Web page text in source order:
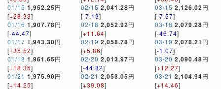
01/15 1,952.25円
[+28.33]
01/16 1,907.78円
[-44.47]
01/17 1,943.30円
[+35.52]
01/18 1,961.65円
[+18.35]
01/21 1,975.90円
[+14.25]
02/15 2,041.28円
[-7.13]
02/18 2,052.92円
[+11.64]
02/19 2,058.78円
[+5.86]
02/20 2,013.97円
[-44.82]
02/21 2,053.05円
[+39.08]
03/15 2,126.02円
[-7.57]
03/18 2,079.28円
[-46.74]
03/19 2,078.21 円
[-1.07]
03/20 2,090.48円
[+12.27]
03/21 2,104.94円
[+14.46]